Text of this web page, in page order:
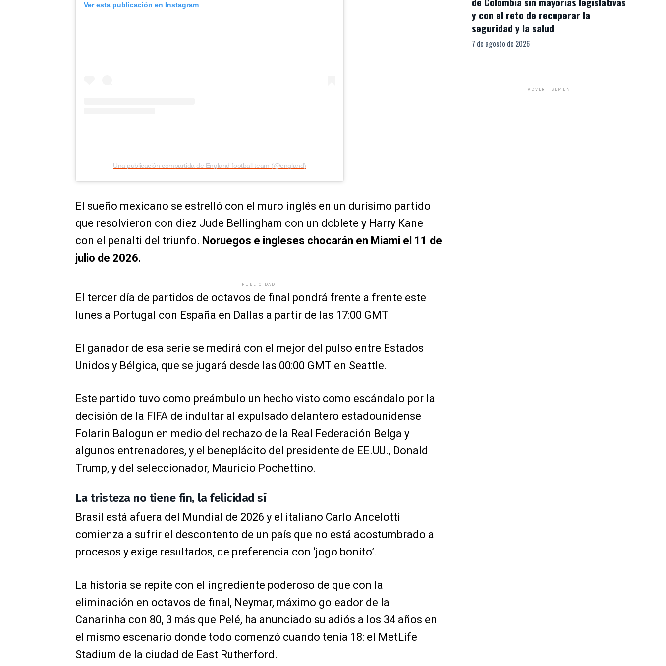
Ver esta publicación en Instagram
Una publicación compartida de England football team (@england)
El sueño mexicano se estrelló con el muro inglés en un durísimo partido
que resolvieron con diez Jude Bellingham con un doblete y Harry Kane
con el penalti del triunfo. Noruegos e ingleses chocarán en Miami el 11 de
julio de 2026.
PUBLICIDAD
El tercer día de partidos de octavos de final pondrá frente a frente este
lunes a Portugal con España en Dallas a partir de las 17:00 GMT.
El ganador de esa serie se medirá con el mejor del pulso entre Estados
Unidos y Bélgica, que se jugará desde las 00:00 GMT en Seattle.
Este partido tuvo como preámbulo un hecho visto como escándalo por la
decisión de la FIFA de indultar al expulsado delantero estadounidense
Folarin Balogun en medio del rechazo de la Real Federación Belga y
algunos entrenadores, y el beneplácito del presidente de EE.UU., Donald
Trump, y del seleccionador, Mauricio Pochettino.
La tristeza no tiene fin, la felicidad sí
Brasil está afuera del Mundial de 2026 y el italiano Carlo Ancelotti
comienza a sufrir el descontento de un país que no está acostumbrado a
procesos y exige resultados, de preferencia con ‘jogo bonito’.
La historia se repite con el ingrediente poderoso de que con la
eliminación en octavos de final, Neymar, máximo goleador de la
Canarinha con 80, 3 más que Pelé, ha anunciado su adiós a los 34 años en
el mismo escenario donde todo comenzó cuando tenía 18: el MetLife
Stadium de la ciudad de East Rutherford.
y con el reto de recuperar la
seguridad y la salud
7 de agosto de 2026
ADVERTISEMENT